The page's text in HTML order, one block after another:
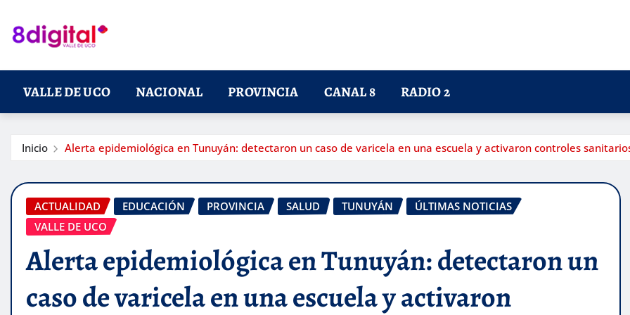
contenido
VALLE DE UCO NACIONAL PROVINCIA CANAL 8 RADIO 2
Inicio Alerta epidemiológica en Tunuyán: detectaron un caso de varicela en una escuela y activaron controles
ACTUALIDAD EDUCACIÓN PROVINCIA SALUD TUNUYÁN
ÚLTIMAS NOTICIAS
VALLE DE UCO
Alerta epidemiológica en Tunuyán: detectaron un
caso de varicela en una escuela y activaron